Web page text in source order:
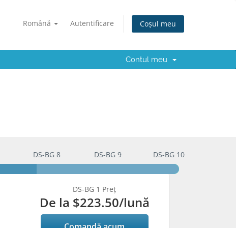
Română Autentificare Coșul meu
Contul meu
DS-BG 8 DS-BG 9 DS-BG 10
DS-BG 1 Preț
De la $223.50/lună